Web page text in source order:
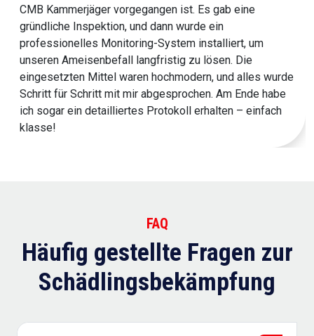
CMB Kammerjäger vorgegangen ist. Es gab eine
gründliche Inspektion, und dann wurde ein
professionelles Monitoring-System installiert, um
unseren Ameisenbefall langfristig zu lösen. Die
eingesetzten Mittel waren hochmodern, und alles wurde
Schritt für Schritt mit mir abgesprochen. Am Ende habe
ich sogar ein detailliertes Protokoll erhalten – einfach
klasse!
FAQ
Häufig gestellte Fragen zur
Schädlingsbekämpfung